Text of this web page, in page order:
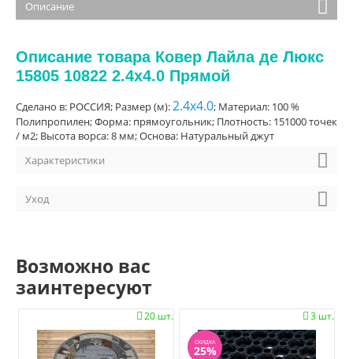
Описание
Описание товара Ковер Лайла де Люкс
15805 10822 2.4x4.0 Прямой
Сделано в: РОССИЯ; Размер (м):2.4x4.0; Материал: 100 %
Полипропилен; Форма: прямоугольник; Плотность: 151000 точек
/ м2; Высота ворса: 8 мм; Основа: Натуральный джут
Характеристики
Уход
Возможно вас
заинтересуют
20 шт.
 3 шт.

СКИДКА
25%